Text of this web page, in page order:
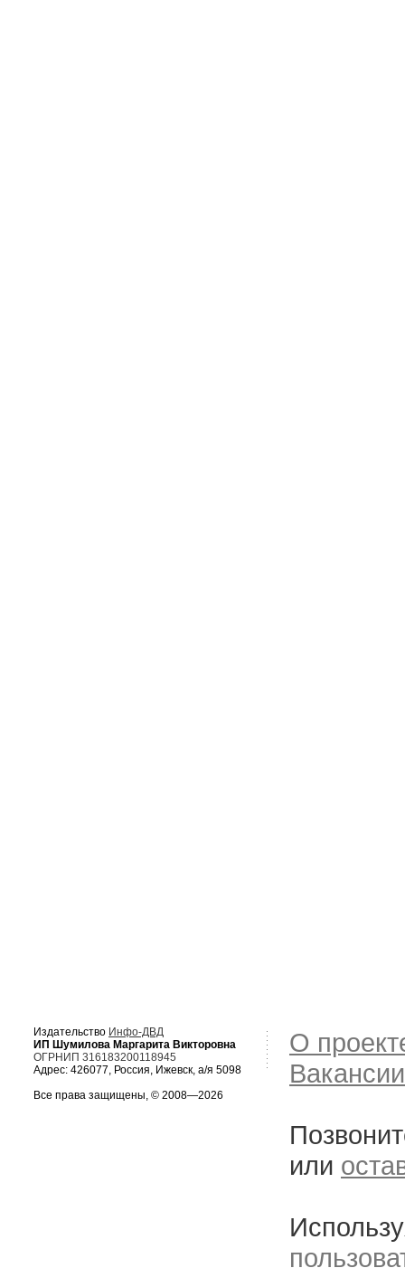
Издательство Инфо-ДВД
ИП Шумилова Маргарита Викторовна
ОГРНИП 316183200118945
Адрес: 426077, Россия, Ижевск, а/я 5098
Все права защищены, © 2008—2026
О
Вакансии
или